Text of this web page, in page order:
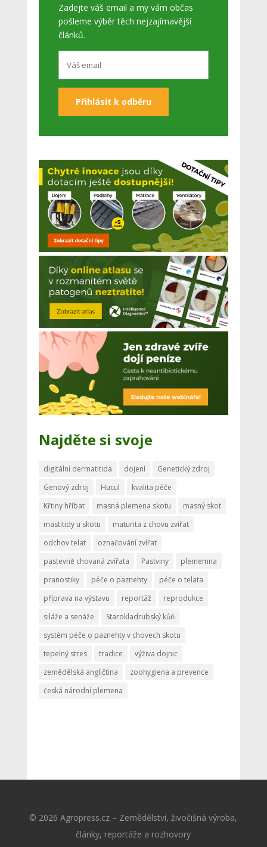
Zadejte váš email a my vám občas
pošleme výběr těch nejzajímavější
článků.
Najděte si svoje
digitální dermatitida dojení
Genetický zdroj
Genový zdroj
Hucul
kvalita péče
Křtiny hříbat
masná plemena skotu
masný skot
mastitidy u skotu
maturita z chovu zvířat
odchov telat
označování zvířat
pastevně chovaná zvířata
Pastviny
plememna
pranostiky
péče o paznehty
péče o telata
příprava na výstavu
reportáž
reprodukce
siláže a senáže
Starokladrubský kůň
systém péče o paznehty v chovech skotu
tepelný stres
tradice
výživa dojnic
zemědělská angličtina
zoohygiena a prevence
česká národní plemena
© 2026 Agropress.cz – Zemědělství, živočišná výroba,
články, reportáže a rozhovory